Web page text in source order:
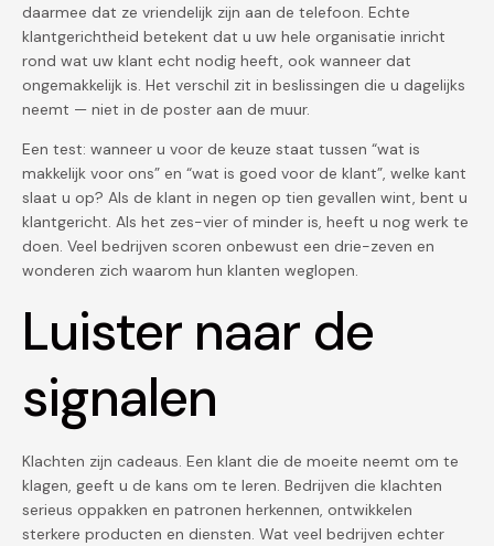
daarmee dat ze vriendelijk zijn aan de telefoon. Echte
klantgerichtheid betekent dat u uw hele organisatie inricht
rond wat uw klant echt nodig heeft, ook wanneer dat
ongemakkelijk is. Het verschil zit in beslissingen die u dagelijks
neemt — niet in de poster aan de muur.
Een test: wanneer u voor de keuze staat tussen “wat is
makkelijk voor ons” en “wat is goed voor de klant”, welke kant
slaat u op? Als de klant in negen op tien gevallen wint, bent u
klantgericht. Als het zes-vier of minder is, heeft u nog werk te
doen. Veel bedrijven scoren onbewust een drie-zeven en
wonderen zich waarom hun klanten weglopen.
Luister naar de
signalen
Klachten zijn cadeaus. Een klant die de moeite neemt om te
klagen, geeft u de kans om te leren. Bedrijven die klachten
serieus oppakken en patronen herkennen, ontwikkelen
sterkere producten en diensten. Wat veel bedrijven echter